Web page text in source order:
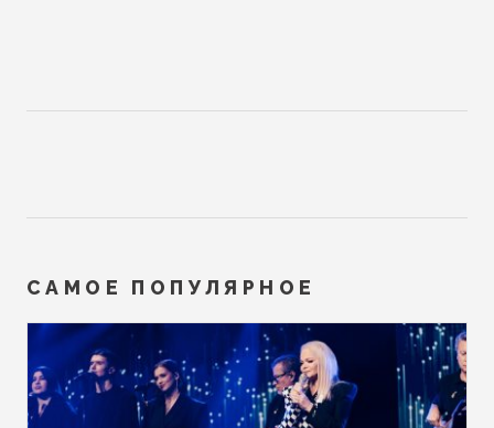
САМОЕ ПОПУЛЯРНОЕ